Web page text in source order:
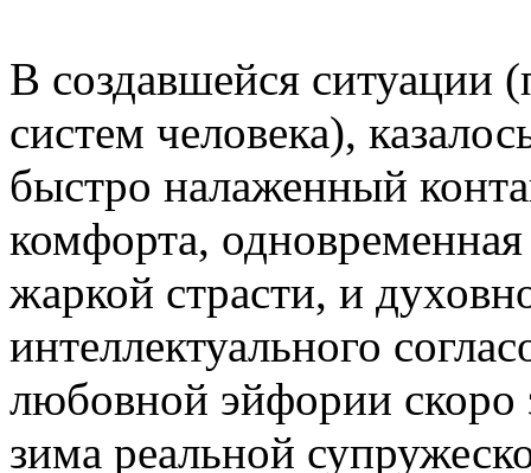
В создавшейся ситуации
систем человека),
быстро налаженный
комфорта,
жаркой страсти, и
интеллектуального
любовной эйфории скоро
зима реальной